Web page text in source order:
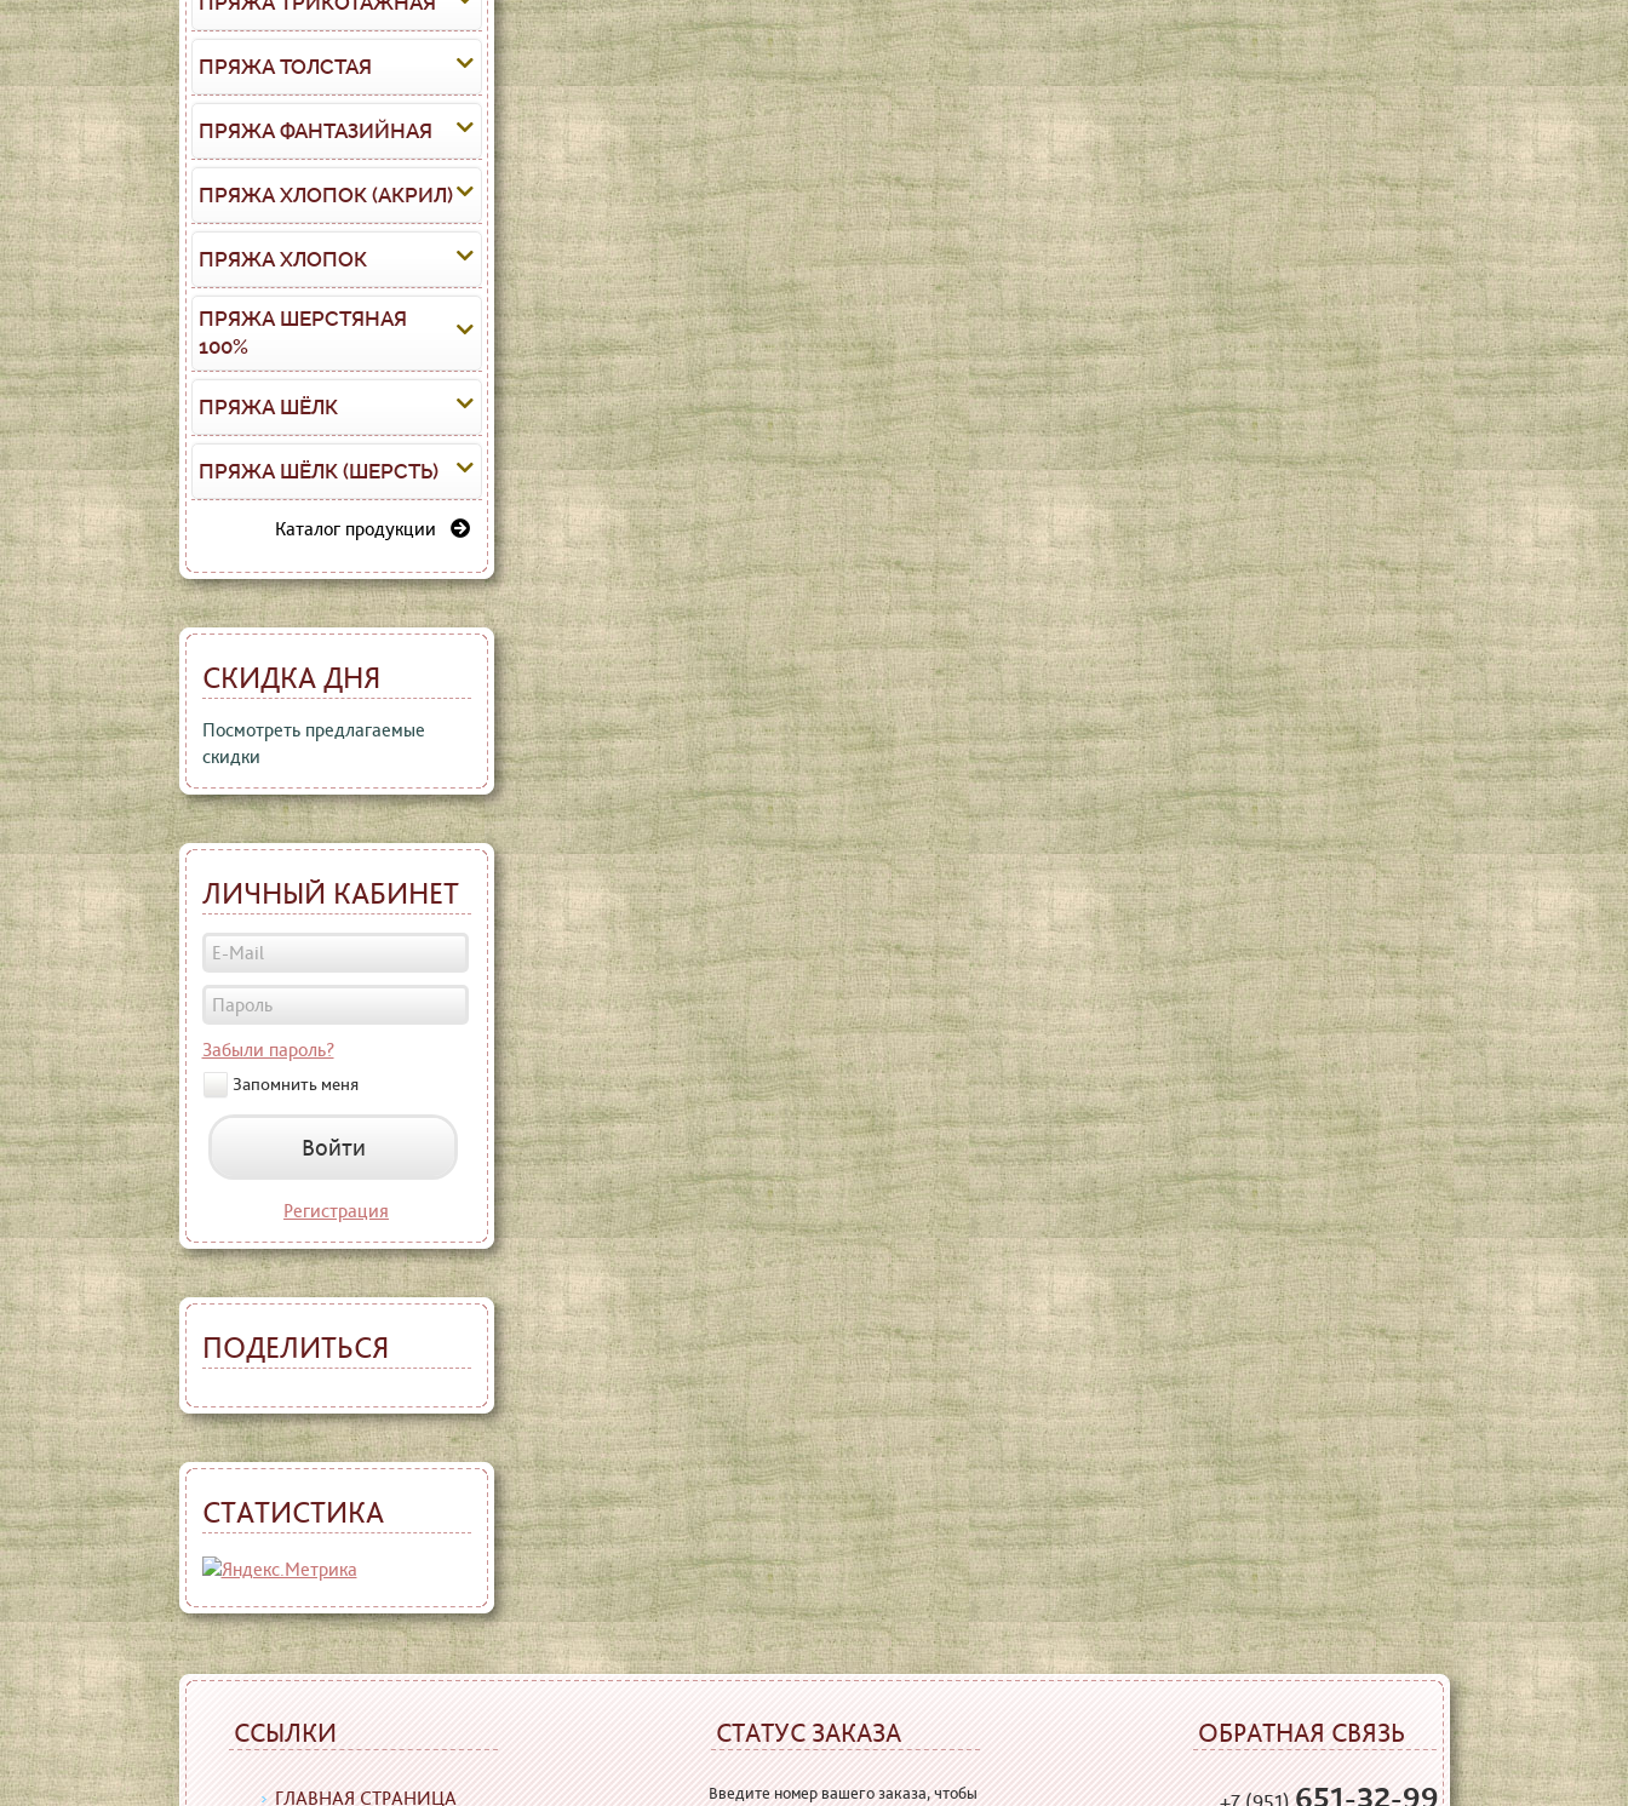
ПРЯЖА ТОЛСТАЯ
ПРЯЖА ФАНТАЗИЙНАЯ
ПРЯЖА ХЛОПОК (АКРИЛ)
ПРЯЖА ХЛОПОК
ПРЯЖА ШЕРСТЯНАЯ
100%
ПРЯЖА ШЁЛК
ПРЯЖА ШЁЛК (ШЕРСТЬ)
Каталог продукции
СКИДКА ДНЯ
Посмотреть предлагаемые
скидки
ЛИЧНЫЙ КАБИНЕТ
Забыли пароль?
Запомнить меня
Войти
Регистрация
ПОДЕЛИТЬСЯ
СТАТИСТИКА
ССЫЛКИ
ГЛАВНАЯ СТРАНИЦА
СТАТУС ЗАКАЗА
Введите номер вашего заказа, чтобы
ОБРАТНАЯ СВЯЗЬ
651-32-99